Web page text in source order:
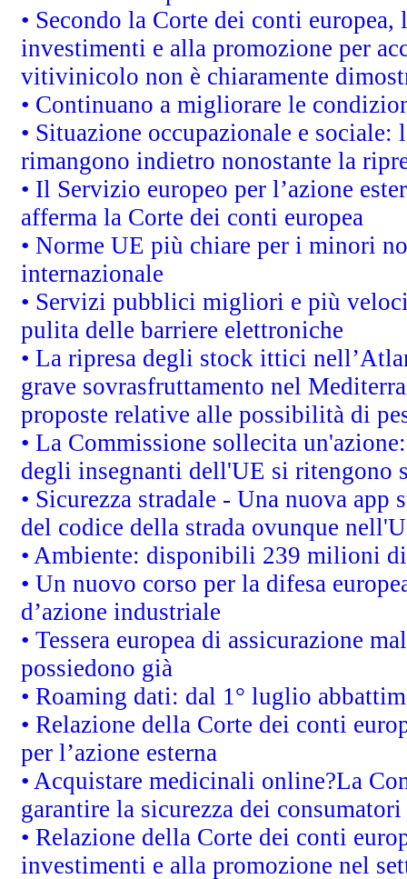
• Secondo la Corte dei conti
investimenti e alla promozione per
vitivinicolo non è chiaramente
• Continuano a migliorare le
• Situazione occupazionale e
rimangono indietro nonostante la
• Il Servizio europeo per l’azione
afferma la Corte dei conti europea
• Norme UE più chiare per i minori
internazionale
• Servizi pubblici migliori e più
pulita delle barriere elettroniche
• La ripresa degli stock ittici
grave sovrasfruttamento nel
proposte relative alle possibilità di
• La Commissione sollecita
degli insegnanti dell'UE si ritengono
• Sicurezza stradale - Una nuova
del codice della strada ovunque
• Ambiente: disponibili 239 milioni
• Un nuovo corso per la difesa
d’azione industriale
• Tessera europea di assicurazione
possiedono già
• Roaming dati: dal 1° luglio
• Relazione della Corte dei conti
per l’azione esterna
• Acquistare medicinali online?La
garantire la sicurezza dei consumatori
• Relazione della Corte dei conti
investimenti e alla promozione nel